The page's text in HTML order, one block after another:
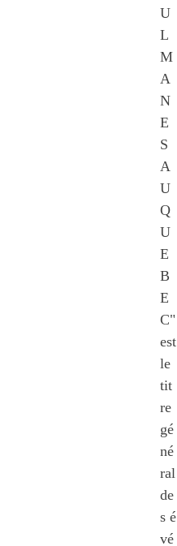
U
L
M
A
N
E
S
A
U
Q
U
E
B
E
C"
est
le
tit
re
gé
né
ral
de
s é
vé